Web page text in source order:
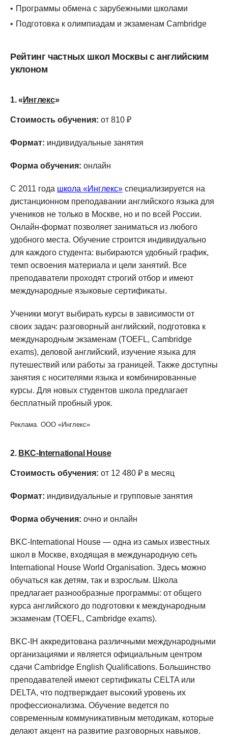
Программы обмена с зарубежными школами
Подготовка к олимпиадам и экзаменам Cambridge
Рейтинг частных школ Москвы с английским
уклоном
1. « Инглекс»
Стоимость обучения: от 810 ₽
Формат: индивидуальные занятия
Форма обучения: онлайн
С 2011 года школа «Инглекс» специализируется на
дистанционном преподавании английского языка для
учеников не только в Москве, но и по всей России.
Онлайн-формат позволяет заниматься из любого
удобного места. Обучение строится индивидуально
для каждого студента: выбираются удобный график,
темп освоения материала и цели занятий. Все
преподаватели проходят строгий отбор и имеют
международные языковые сертификаты.
Ученики могут выбирать курсы в зависимости от
своих задач: разговорный английский, подготовка к
международным экзаменам (TOEFL, Cambridge
exams), деловой английский, изучение языка для
путешествий или работы за границей. Также доступны
занятия с носителями языка и комбинированные
курсы. Для новых студентов школа предлагает
бесплатный пробный урок.
Реклама. ООО «Инглекс»
2. BKC-International House
Стоимость обучения: от 12 480 ₽ в месяц
Формат: индивидуальные и групповые занятия
Форма обучения: очно и онлайн
BKC-International House — одна из самых известных
школ в Москве, входящая в международную сеть
International House World Organisation. Здесь можно
обучаться как детям, так и взрослым. Школа
предлагает разнообразные программы: от общего
курса английского до подготовки к международным
экзаменам (TOEFL, Cambridge exams).
BKC-IH аккредитована различными международными
организациями и является официальным центром
сдачи Cambridge English Qualifications. Большинство
преподавателей имеют сертификаты CELTA или
DELTA, что подтверждает высокий уровень их
профессионализма. Обучение ведется по
современным коммуникативным методикам, которые
делают акцент на развитие разговорных навыков.